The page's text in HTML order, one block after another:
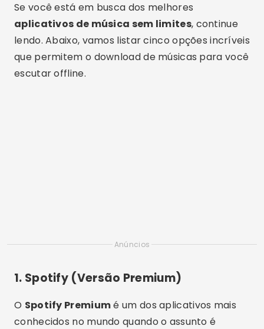
Se você está em busca dos melhores
aplicativos de música sem limites, continue
lendo. Abaixo, vamos listar cinco opções incríveis
que permitem o download de músicas para você
escutar offline.
Anúncios
1. Spotify (Versão Premium)
O Spotify Premiumé um dos aplicativos mais
conhecidos no mundo quando o assunto é